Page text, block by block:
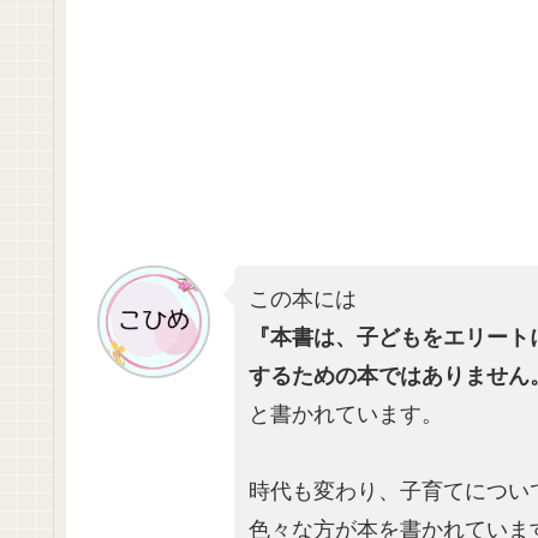
この本には
『本書は、子どもをエリート
するための本ではありません
と書かれています。
時代も変わり、子育てについ
色々な方が本を書かれていま